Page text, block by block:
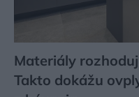
Materiály
Takto dokážu